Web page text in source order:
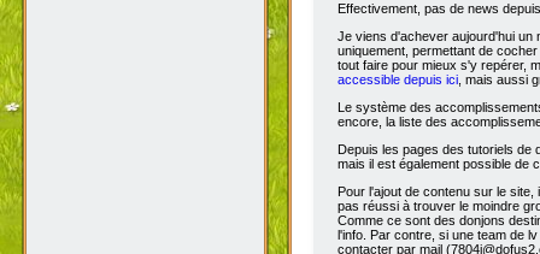
Effectivement, pas de news
Je viens d'achever aujourd'hui
uniquement, permettant de
tout faire pour mieux s'y repérer,
accessible depuis ici, mais aussi
Le système des
encore, la liste des
Depuis les pages des tutoriels de
mais il est également possible de
Pour l'ajout de contenu sur le
pas réussi à trouver le moindre
Comme ce sont des donjons
l'info. Par contre, si une team de
contacter par mail